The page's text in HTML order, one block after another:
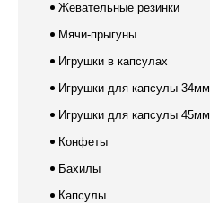
Жевательные резинки
Мячи-прыгуны
Игрушки в капсулах
Игрушки для капсулы 34мм
Игрушки для капсулы 45мм
Конфеты
Бахилы
Капсулы